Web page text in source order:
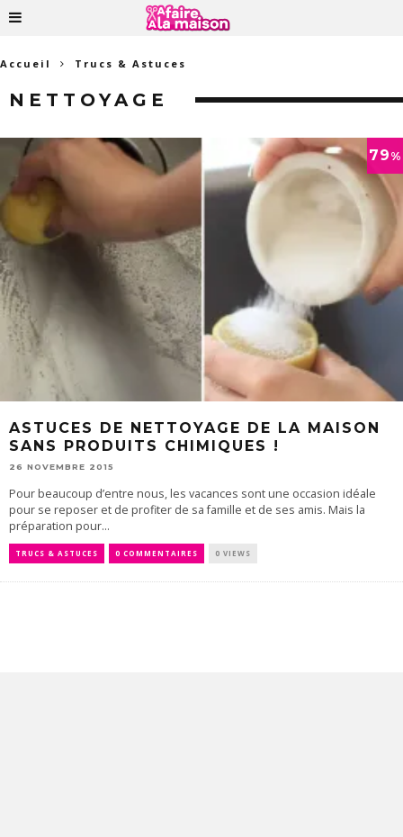
Accueil Trucs & Astuces
NETTOYAGE
79 %
ASTUCES DE NETTOYAGE DE LA MAISON
SANS PRODUITS CHIMIQUES !
26 NOVEMBRE 2015
Pour beaucoup d’entre nous, les vacances sont une occasion idéale
pour se reposer et de profiter de sa famille et de ses amis. Mais la
préparation pour...
TRUCS & ASTUCES 0 COMMENTAIRES 0 VIEWS